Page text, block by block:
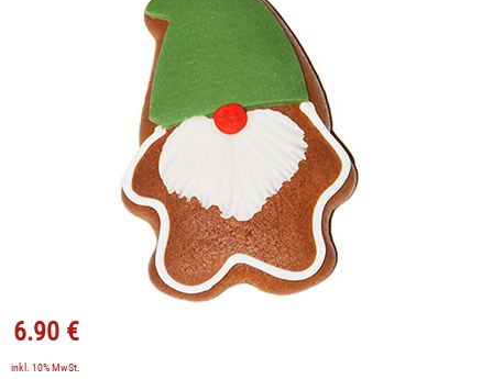
6.90 €
inkl. 10% MwSt.